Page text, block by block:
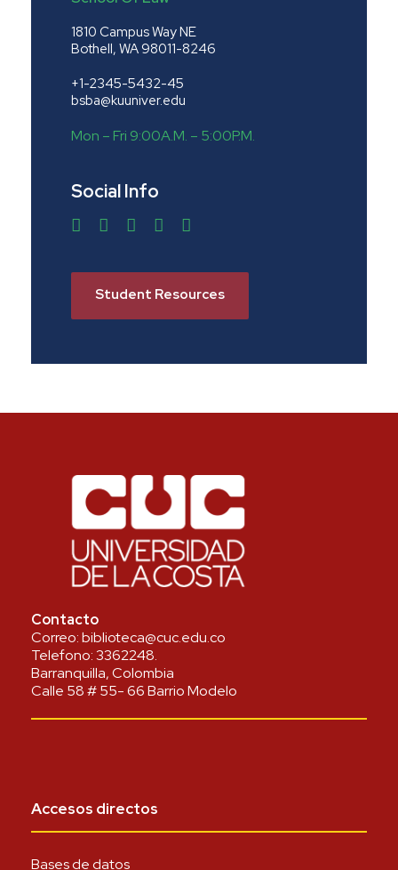
1810 Campus Way NE
Bothell, WA 98011-8246
+1-2345-5432-45
bsba@kuuniver.edu
Mon – Fri 9:00A.M. – 5:00P.M.
Social Info
Student Resources
Contacto
Correo:biblioteca@cuc.edu.co
Telefono:3362248.
Barranquilla, Colombia
Calle 58 # 55- 66 Barrio Modelo
Accesos directos
Bases de datos